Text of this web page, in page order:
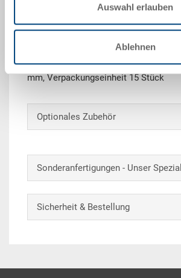
Auswahl erlauben
Ablehnen
Sichtlagerkasten SILAFIX 3Z,
RAL 7001, 350/300x210x145 mm,
mm, Verpackungseinheit 15 Stück
Optionales Zubehör
Sonderanfertigungen - Unser
Sicherheit & Bestellung